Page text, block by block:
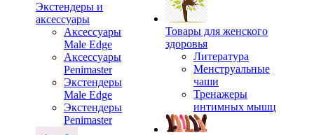
Экстендеры и
аксессуары
Аксессуары
Male Edge
Аксессуары
Penimaster
Экстендеры
Male Edge
Экстендеры
Penimaster
Товары для женского
здоровья
Литература
Менструальные
чаши
Тренажеры
интимных мышц